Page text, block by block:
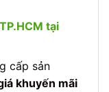
tại
cấp sản
khuyến mãi